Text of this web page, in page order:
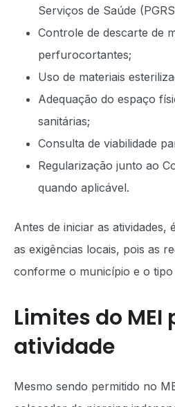
Serviços de Saúde
Controle de descarte de
perfurocortantes;
Uso de materiais
Adequação do espaço
sanitárias;
Consulta de viabilidade
Regularização junto ao
quando aplicável.
Antes de iniciar as atividades,
as exigências locais, pois as
conforme o município e o
Limites do MEI
atividade
Mesmo sendo permitido no